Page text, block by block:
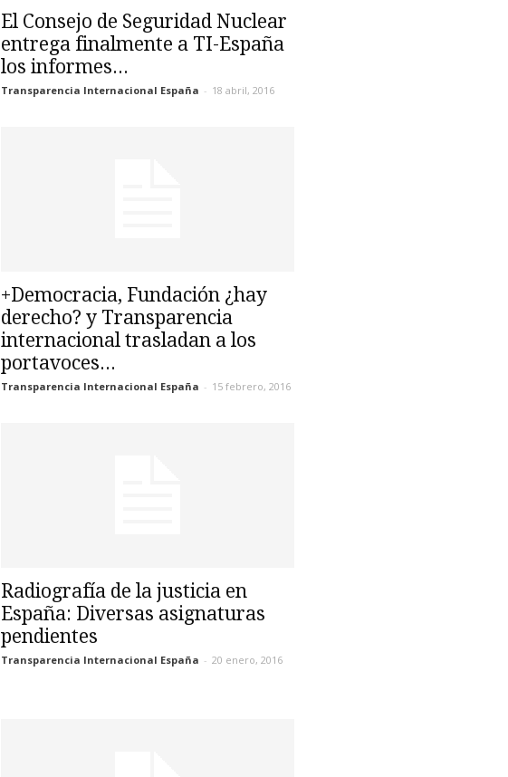
El Consejo de Seguridad Nuclear
entrega finalmente a TI-España
los informes...
Transparencia Internacional España - 18 abril, 2016
+Democracia, Fundación ¿hay
derecho? y Transparencia
internacional trasladan a los
portavoces...
Transparencia Internacional España - 15 febrero, 2016
Radiografía de la justicia en
España: Diversas asignaturas
pendientes
Transparencia Internacional España - 20 enero, 2016